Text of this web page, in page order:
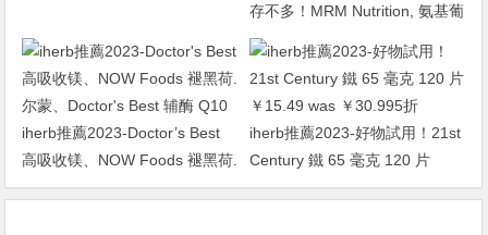
存不多！MRM Nutrition, 氨基葡
萄糖軟骨素 90粒 ￥90.67was
iherb推薦2023-Doctor’s Best
高吸收镁、NOW Foods 褪黑荷.
尔蒙、Doctor’s Best 辅酶 Q10
iherb推薦2023-好物試用！21st
Century 鐵 65 毫克 120 片
￥15.49 was ￥30.995折